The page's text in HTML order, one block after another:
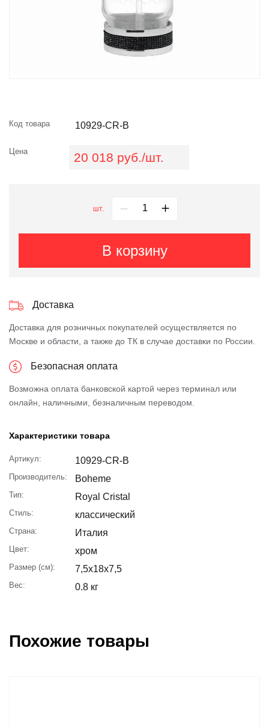
Код товара 10929-CR-B
Цена 20 018 руб./шт.
шт.
В корзину
Доставка
Доставка для розничных покупателей осуществляется по
Москве и области, а также до ТК в случае доставки по России.
Безопасная оплата
Возможна оплата банковской картой через терминал или
онлайн, наличными, безналичным переводом.
Характеристики товара
Артикул: 10929-CR-B
Производитель: Boheme
Тип: Royal Cristal
Стиль: классический
Страна: Италия
Цвет: хром
Размер (см): 7,5x18x7,5
Вес: 0.8 кг
Похожие товары